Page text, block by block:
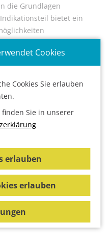
die Grundlagen
bietet ein
zeigen die
Begleittherapie:
mit anderen
noch mehr Sicherheit in
Reizdarmsyndrom,
Cookies
Cookies Sie erlauben
Sie in unserer
erlauben
erlauben